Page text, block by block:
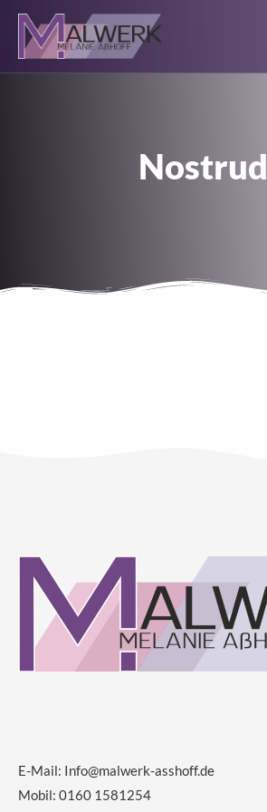
Nostrud
E-Mail: Info@malwerk-asshoff.de
Mobil: 0160 1581254